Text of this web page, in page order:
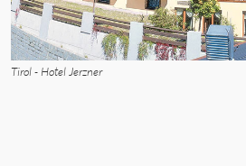
Tirol - Hotel Jerzner